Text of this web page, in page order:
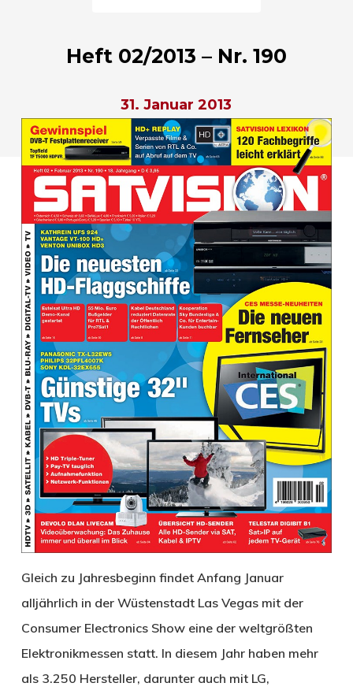
Heft 02/2013 – Nr. 190
31. Januar 2013
Gleich zu Jahresbeginn findet Anfang Januar
alljährlich in der Wüstenstadt Las Vegas mit der
Consumer Electronics Show eine der weltgrößten
Elektronikmessen statt. In diesem Jahr haben mehr
als 3.250 Hersteller, darunter auch mit LG,